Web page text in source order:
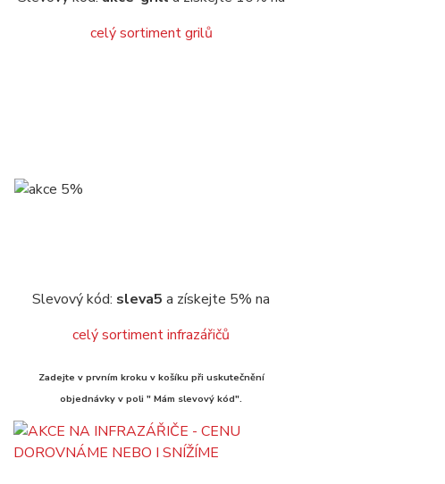
celý sortiment grilů
Slevový kód: sleva5 a získejte 5% na
celý sortiment infrazářičů
Zadejte v prvním kroku v košíku při uskutečnění
objednávky v poli " Mám slevový kód".